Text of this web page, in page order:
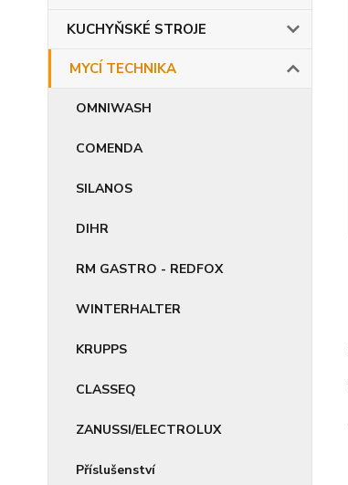
KUCHYŇSKÉ STROJE
MYCÍ TECHNIKA
OMNIWASH
COMENDA
SILANOS
DIHR
RM GASTRO - REDFOX
WINTERHALTER
KRUPPS
CLASSEQ
ZANUSSI/ELECTROLUX
Příslušenství